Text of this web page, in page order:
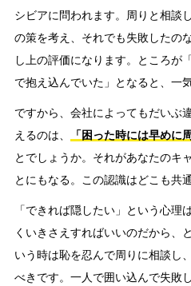
シビアに問われます。周りと相談
の策を考え、それでも失敗したの
し上の評価になります。ところが
で抱え込んでいた」となると、一
ですから、会社によってもだいぶ
えるのは、
「困った時には早めに
とでしょうか。それがあなたのキ
とにもなる。この認識はどこも共
「できれば隠したい」という心理
くいきさえすればいいのだから、
いう時は恥を忍んで周りに相談し
べきです。一人で囲い込んで失敗